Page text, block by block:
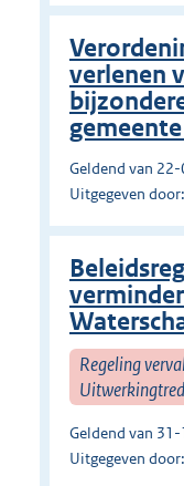
verlenen
Geldend van
Uitgegeven
Regeling
Geldend van
Uitgegeven